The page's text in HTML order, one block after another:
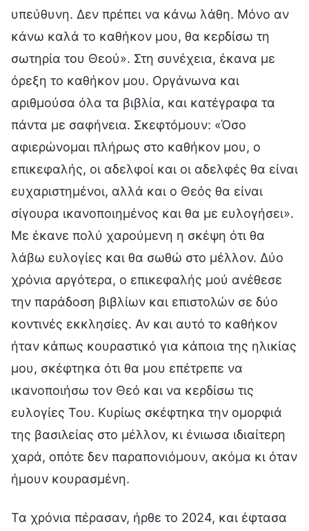
υπεύθυνη. Δεν πρέπει να κάνω λάθη. Μόνο αν
κάνω καλά το καθήκον μου, θα κερδίσω τη
σωτηρία του Θεού». Στη συνέχεια, έκανα με
όρεξη το καθήκον μου. Οργάνωνα και
αριθμούσα όλα τα βιβλία, και κατέγραφα τα
πάντα με σαφήνεια. Σκεφτόμουν: «Όσο
αφιερώνομαι πλήρως στο καθήκον μου, ο
επικεφαλής, οι αδελφοί και οι αδελφές θα είναι
ευχαριστημένοι, αλλά και ο Θεός θα είναι
σίγουρα ικανοποιημένος και θα με ευλογήσει».
Με έκανε πολύ χαρούμενη η σκέψη ότι θα
λάβω ευλογίες και θα σωθώ στο μέλλον. Δύο
χρόνια αργότερα, ο επικεφαλής μού ανέθεσε
την παράδοση βιβλίων και επιστολών σε δύο
κοντινές εκκλησίες. Αν και αυτό το καθήκον
ήταν κάπως κουραστικό για κάποια της ηλικίας
μου, σκέφτηκα ότι θα μου επέτρεπε να
ικανοποιήσω τον Θεό και να κερδίσω τις
ευλογίες Του. Κυρίως σκέφτηκα την ομορφιά
της βασιλείας στο μέλλον, κι ένιωσα ιδιαίτερη
χαρά, οπότε δεν παραπονιόμουν, ακόμα κι όταν
ήμουν κουρασμένη.
Τα χρόνια πέρασαν, ήρθε το 2024, και έφτασα